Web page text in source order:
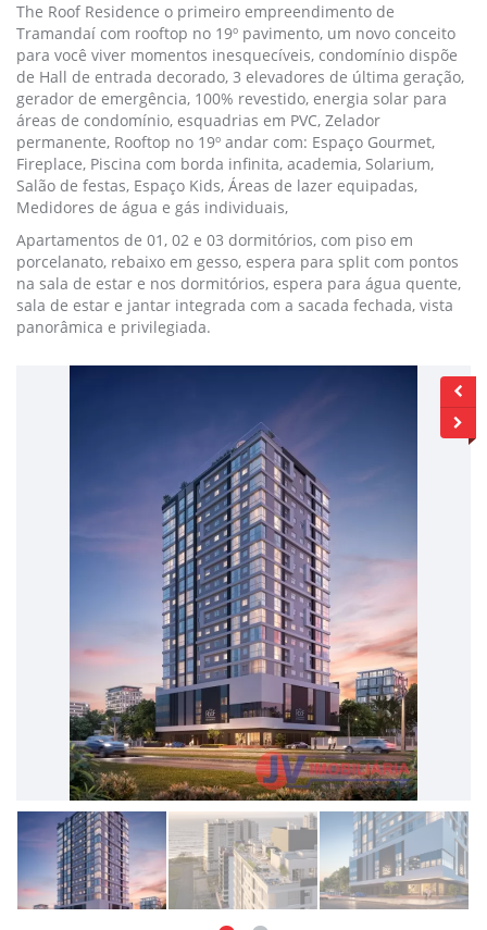
The Roof Residence o primeiro empreendimento de
Tramandaí com rooftop no 19º pavimento, um novo conceito
para você viver momentos inesquecíveis, condomínio dispõe
de Hall de entrada decorado, 3 elevadores de última geração,
gerador de emergência, 100% revestido, energia solar para
áreas de condomínio, esquadrias em PVC, Zelador
permanente, Rooftop no 19º andar com: Espaço Gourmet,
Fireplace, Piscina com borda infinita, academia, Solarium,
Salão de festas, Espaço Kids, Áreas de lazer equipadas,
Medidores de água e gás individuais,
Apartamentos de 01, 02 e 03 dormitórios, com piso em
porcelanato, rebaixo em gesso, espera para split com pontos
na sala de estar e nos dormitórios, espera para água quente,
sala de estar e jantar integrada com a sacada fechada, vista
panorâmica e privilegiada.